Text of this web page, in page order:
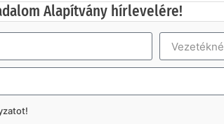
Alapítvány hírlevelére!
!